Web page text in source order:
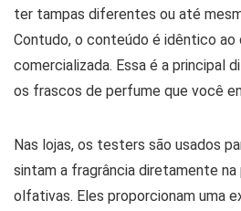
ter tampas diferentes ou até
Contudo, o conteúdo é idêntico ao
comercializada. Essa é a principal
os frascos de perfume que você
Nas lojas, os testers são usados
sintam a fragrância diretamente
olfativas. Eles proporcionam uma